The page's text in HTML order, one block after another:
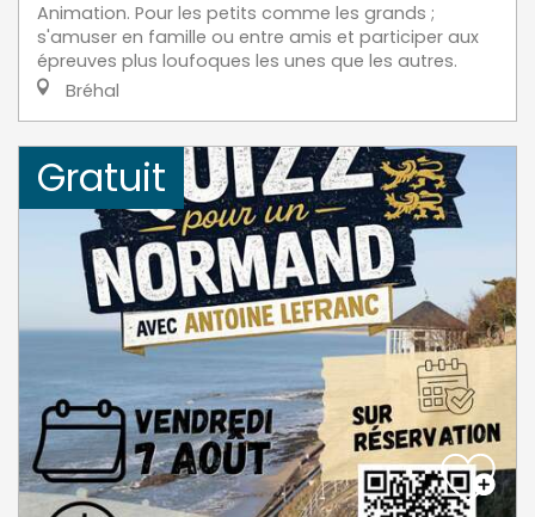
Animation. Pour les petits comme les grands ;
s'amuser en famille ou entre amis et participer aux
épreuves plus loufoques les unes que les autres.
Bréhal
Gratuit